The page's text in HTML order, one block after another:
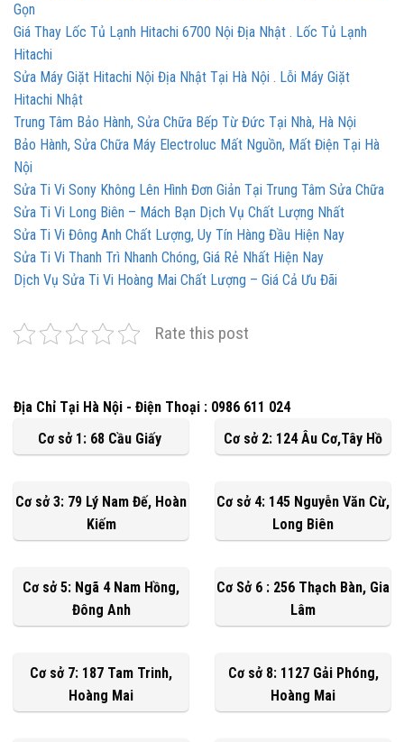
Gọn
Giá Thay Lốc Tủ Lạnh Hitachi 6700 Nội Địa Nhật . Lốc Tủ Lạnh
Hitachi
Sửa Máy Giặt Hitachi Nội Địa Nhật Tại Hà Nội . Lỗi Máy Giặt
Hitachi Nhật
Trung Tâm Bảo Hành, Sửa Chữa Bếp Từ Đức Tại Nhà, Hà Nội
Bảo Hành, Sửa Chữa Máy Electroluc Mất Nguồn, Mất Điện Tại Hà
Nội
Sửa Ti Vi Sony Không Lên Hình Đơn Giản Tại Trung Tâm Sửa Chữa
Sửa Ti Vi Long Biên – Mách Bạn Dịch Vụ Chất Lượng Nhất
Sửa Ti Vi Đông Anh Chất Lượng, Uy Tín Hàng Đầu Hiện Nay
Sửa Ti Vi Thanh Trì Nhanh Chóng, Giá Rẻ Nhất Hiện Nay
Dịch Vụ Sửa Ti Vi Hoàng Mai Chất Lượng – Giá Cả Ưu Đãi
Rate this post
Địa Chỉ Tại Hà Nội - Điện Thoại : 0986 611 024
Cơ sở 1: 68 Cầu Giấy
Cơ sở 2: 124 Âu Cơ,Tây Hồ
Cơ sở 3: 79 Lý Nam Đế, Hoàn
Kiếm
Cơ sở 4: 145 Nguyễn Văn Cừ,
Long Biên
Cơ sở 5: Ngã 4 Nam Hồng,
Đông Anh
Cơ Sở 6 : 256 Thạch Bàn, Gia
Lâm
Cơ sở 7: 187 Tam Trinh,
Hoàng Mai
Cơ sở 8: 1127 Gải Phóng,
Hoàng Mai